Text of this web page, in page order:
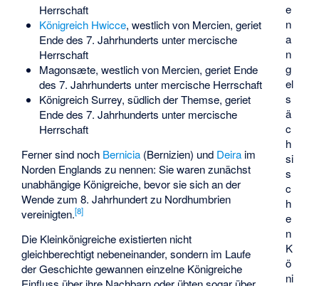
e
n
a
n
g
el
s
ä
c
h
si
s
c
h
e
n
K
ö
ni
Herrschaft
Königreich Hwicce, westlich von Mercien, geriet
Ende des 7. Jahrhunderts unter mercische
Herrschaft
Magonsæte, westlich von Mercien, geriet Ende
des 7. Jahrhunderts unter mercische Herrschaft
Königreich Surrey, südlich der Themse, geriet
Ende des 7. Jahrhunderts unter mercische
Herrschaft
Ferner sind noch Bernicia (Bernizien) und Deira im
Norden Englands zu nennen: Sie waren zunächst
unabhängige Königreiche, bevor sie sich an der
Wende zum 8. Jahrhundert zu Nordhumbrien
vereinigten.[8]
Die Kleinkönigreiche existierten nicht
gleichberechtigt nebeneinander, sondern im Laufe
der Geschichte gewannen einzelne Königreiche